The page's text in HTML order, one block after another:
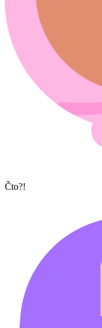
Čto?!